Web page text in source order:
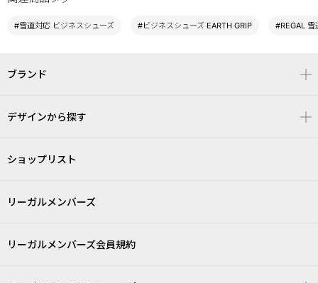
#雪道対応 ビジネスシューズ #ビジネスシューズ EARTH GRIP #REGAL 雪
ブランド
デザインから探す
ショップリスト
リーガルメンバーズ
リーガルメンバーズ会員規約